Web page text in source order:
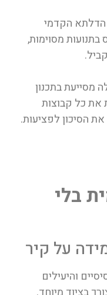
הדלתא הקדמי
מסוימות,
מסייעת בתכנון
את כל קבוצות
הסיכון לפציעות.
בלי
והיעילים